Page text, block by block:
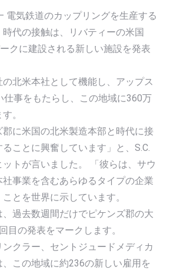
電気鉄道のカップリングを生産する
時代の接触は、リバティーの米国
クに建設される新しい施設を発表
北米本社として機能し、アップス
仕事をもたらし、この地域に360万
。
郡に米国の北米製造本部と時代に接
ことに興奮しています」と、S.C.
トが言いました。 「彼らは、サウ
事業を含むあらゆるタイプの企業
とを世界に示しています。
過去数週間だけでピケンズ郡の大
目の発表をマークします。
クラー、セントジュードメディカ
この地域に約236の新しい雇用を